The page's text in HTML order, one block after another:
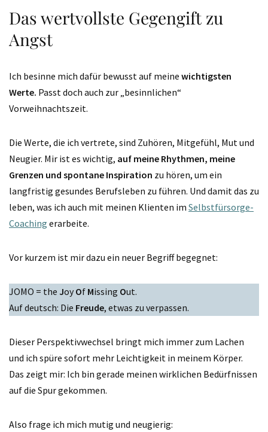
Das wertvollste Gegengift zu
Angst
Ich besinne mich dafür bewusst auf meine wichtigsten
Werte. Passt doch auch zur „besinnlichen“
Vorweihnachtszeit.
Die Werte, die ich vertrete, sind Zuhören, Mitgefühl, Mut und
Neugier. Mir ist es wichtig, auf meine Rhythmen, meine
Grenzen und spontane Inspiration zu hören, um ein
langfristig gesundes Berufsleben zu führen. Und damit das zu
leben, was ich auch mit meinen Klienten im Selbstfürsorge-
Coaching erarbeite.
Vor kurzem ist mir dazu ein neuer Begriff begegnet:
JOMO = the Joy Of Missing Out.
Auf deutsch: Die Freude, etwas zu verpassen.
Dieser Perspektivwechsel bringt mich immer zum Lachen
und ich spüre sofort mehr Leichtigkeit in meinem Körper.
Das zeigt mir: Ich bin gerade meinen wirklichen Bedürfnissen
auf die Spur gekommen.
Also frage ich mich mutig und neugierig: